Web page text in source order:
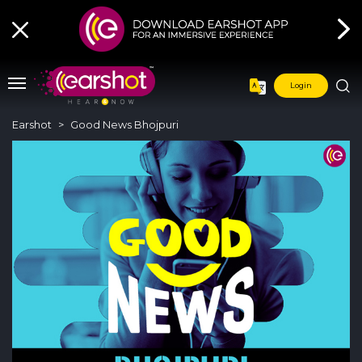
Login
Earshot Good News Bhojpuri